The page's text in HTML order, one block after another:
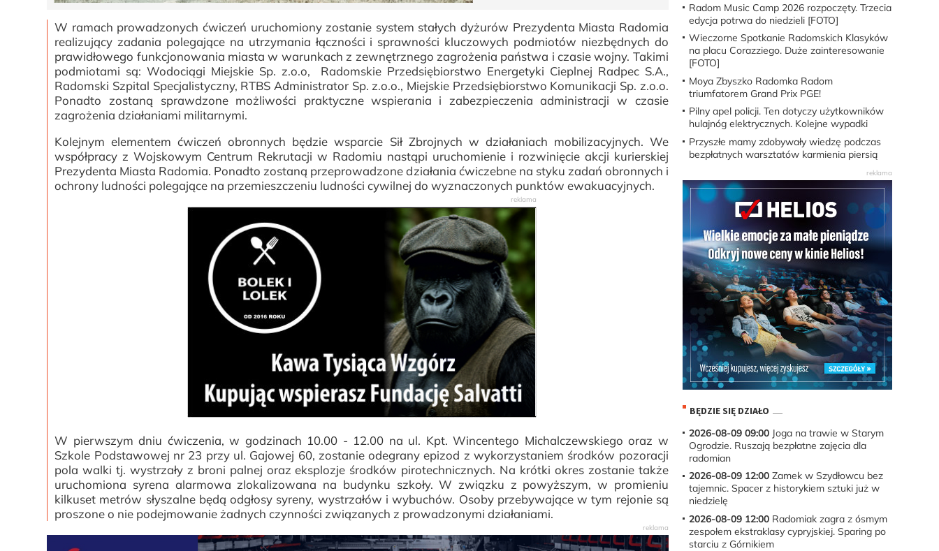
W ramach prowadzonych ćwiczeń uruchomiony zostanie system stałych dyżurów Prezydenta Miasta Radomia
realizujący zadania polegające na utrzymania łączności i sprawności kluczowych podmiotów niezbędnych do
prawidłowego funkcjonowania miasta w warunkach z zewnętrznego zagrożenia państwa i czasie wojny. Takimi
podmiotami są: Wodociągi Miejskie Sp. z.o.o, Radomskie Przedsiębiorstwo Energetyki Cieplnej Radpec S.A.,
Radomski Szpital Specjalistyczny, RTBS Administrator Sp. z.o.o., Miejskie Przedsiębiorstwo Komunikacji Sp. z.o.o.
Ponadto zostaną sprawdzone możliwości praktyczne wspierania i zabezpieczenia administracji w czasie
zagrożenia działaniami militarnymi.
Kolejnym elementem ćwiczeń obronnych będzie wsparcie Sił Zbrojnych w działaniach mobilizacyjnych. We
współpracy z Wojskowym Centrum Rekrutacji w Radomiu nastąpi uruchomienie i rozwinięcie akcji kurierskiej
Prezydenta Miasta Radomia. Ponadto zostaną przeprowadzone działania ćwiczebne na styku zadań obronnych i
ochrony ludności polegające na przemieszczeniu ludności cywilnej do wyznaczonych punktów ewakuacyjnych.
W pierwszym dniu ćwiczenia, w godzinach 10.00 - 12.00 na ul. Kpt. Wincentego Michalczewskiego oraz w
Szkole Podstawowej nr 23 przy ul. Gajowej 60, zostanie odegrany epizod z wykorzystaniem środków pozoracji
pola walki tj. wystrzały z broni palnej oraz eksplozje środków pirotechnicznych. Na krótki okres zostanie także
uruchomiona syrena alarmowa zlokalizowana na budynku szkoły. W związku z powyższym, w promieniu
kilkuset metrów słyszalne będą odgłosy syreny, wystrzałów i wybuchów. Osoby przebywające w tym rejonie są
proszone o nie podejmowanie żadnych czynności związanych z prowadzonymi działaniami.
Radom Music Camp 2026 rozpoczęty. Trzecia
edycja potrwa do niedzieli [FOTO]
Wieczorne Spotkanie Radomskich Klasyków
na placu Corazziego. Duże zainteresowanie
[FOTO]
Moya Zbyszko Radomka Radom
triumfatorem Grand Prix PGE!
Pilny apel policji. Ten dotyczy użytkowników
hulajnóg elektrycznych. Kolejne wypadki
Przyszłe mamy zdobywały wiedzę podczas
bezpłatnych warsztatów karmienia piersią
BĘDZIE SIĘ DZIAŁO
2026-08-09 09:00Joga na trawie w Starym
Ogrodzie. Ruszają bezpłatne zajęcia dla
radomian
2026-08-09 12:00Zamek w Szydłowcu bez
tajemnic. Spacer z historykiem sztuki już w
niedzielę
2026-08-09 12:00Radomiak zagra z ósmym
zespołem ekstraklasy cypryjskiej. Sparing po
starciu z Górnikiem